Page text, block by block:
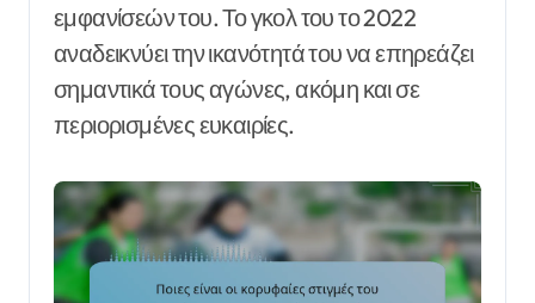
εμφανίσεών του. Το γκολ του το 2022
αναδεικνύει την ικανότητά του να επηρεάζει
σημαντικά τους αγώνες, ακόμη και σε
περιορισμένες ευκαιρίες.